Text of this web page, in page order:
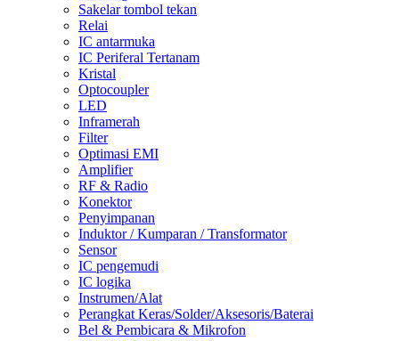
Sakelar tombol tekan
Relai
IC antarmuka
IC Periferal Tertanam
Kristal
Optocoupler
LED
Inframerah
Filter
Optimasi EMI
Amplifier
RF & Radio
Konektor
Penyimpanan
Induktor / Kumparan / Transformator
Sensor
IC pengemudi
IC logika
Instrumen/Alat
Perangkat Keras/Solder/Aksesoris/Baterai
Bel & Pembicara & Mikrofon